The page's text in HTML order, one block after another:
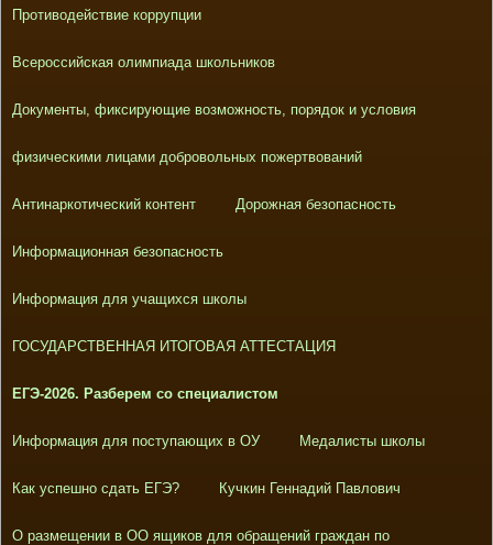
Противодействие коррупции
Всероссийская олимпиада школьников
Документы, фиксирующие возможность, порядок и условия
физическими лицами добровольных пожертвований
Антинаркотический контент Дорожная безопасность
Информационная безопасность
Информация для учащихся школы
ГОСУДАРСТВЕННАЯ ИТОГОВАЯ АТТЕСТАЦИЯ
ЕГЭ-2026. Разберем со специалистом
Информация для поступающих в ОУ Медалисты школы
Как успешно сдать ЕГЭ? Кучкин Геннадий Павлович
О размещении в ОО ящиков для обращений граждан по